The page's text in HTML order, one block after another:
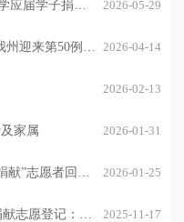
应届学子捐献
2026-05-29
2026-04-14
2026-02-13
家属 2026-01-31
献”志愿者回访
2026-01-25
志愿登记：以
2025-11-17